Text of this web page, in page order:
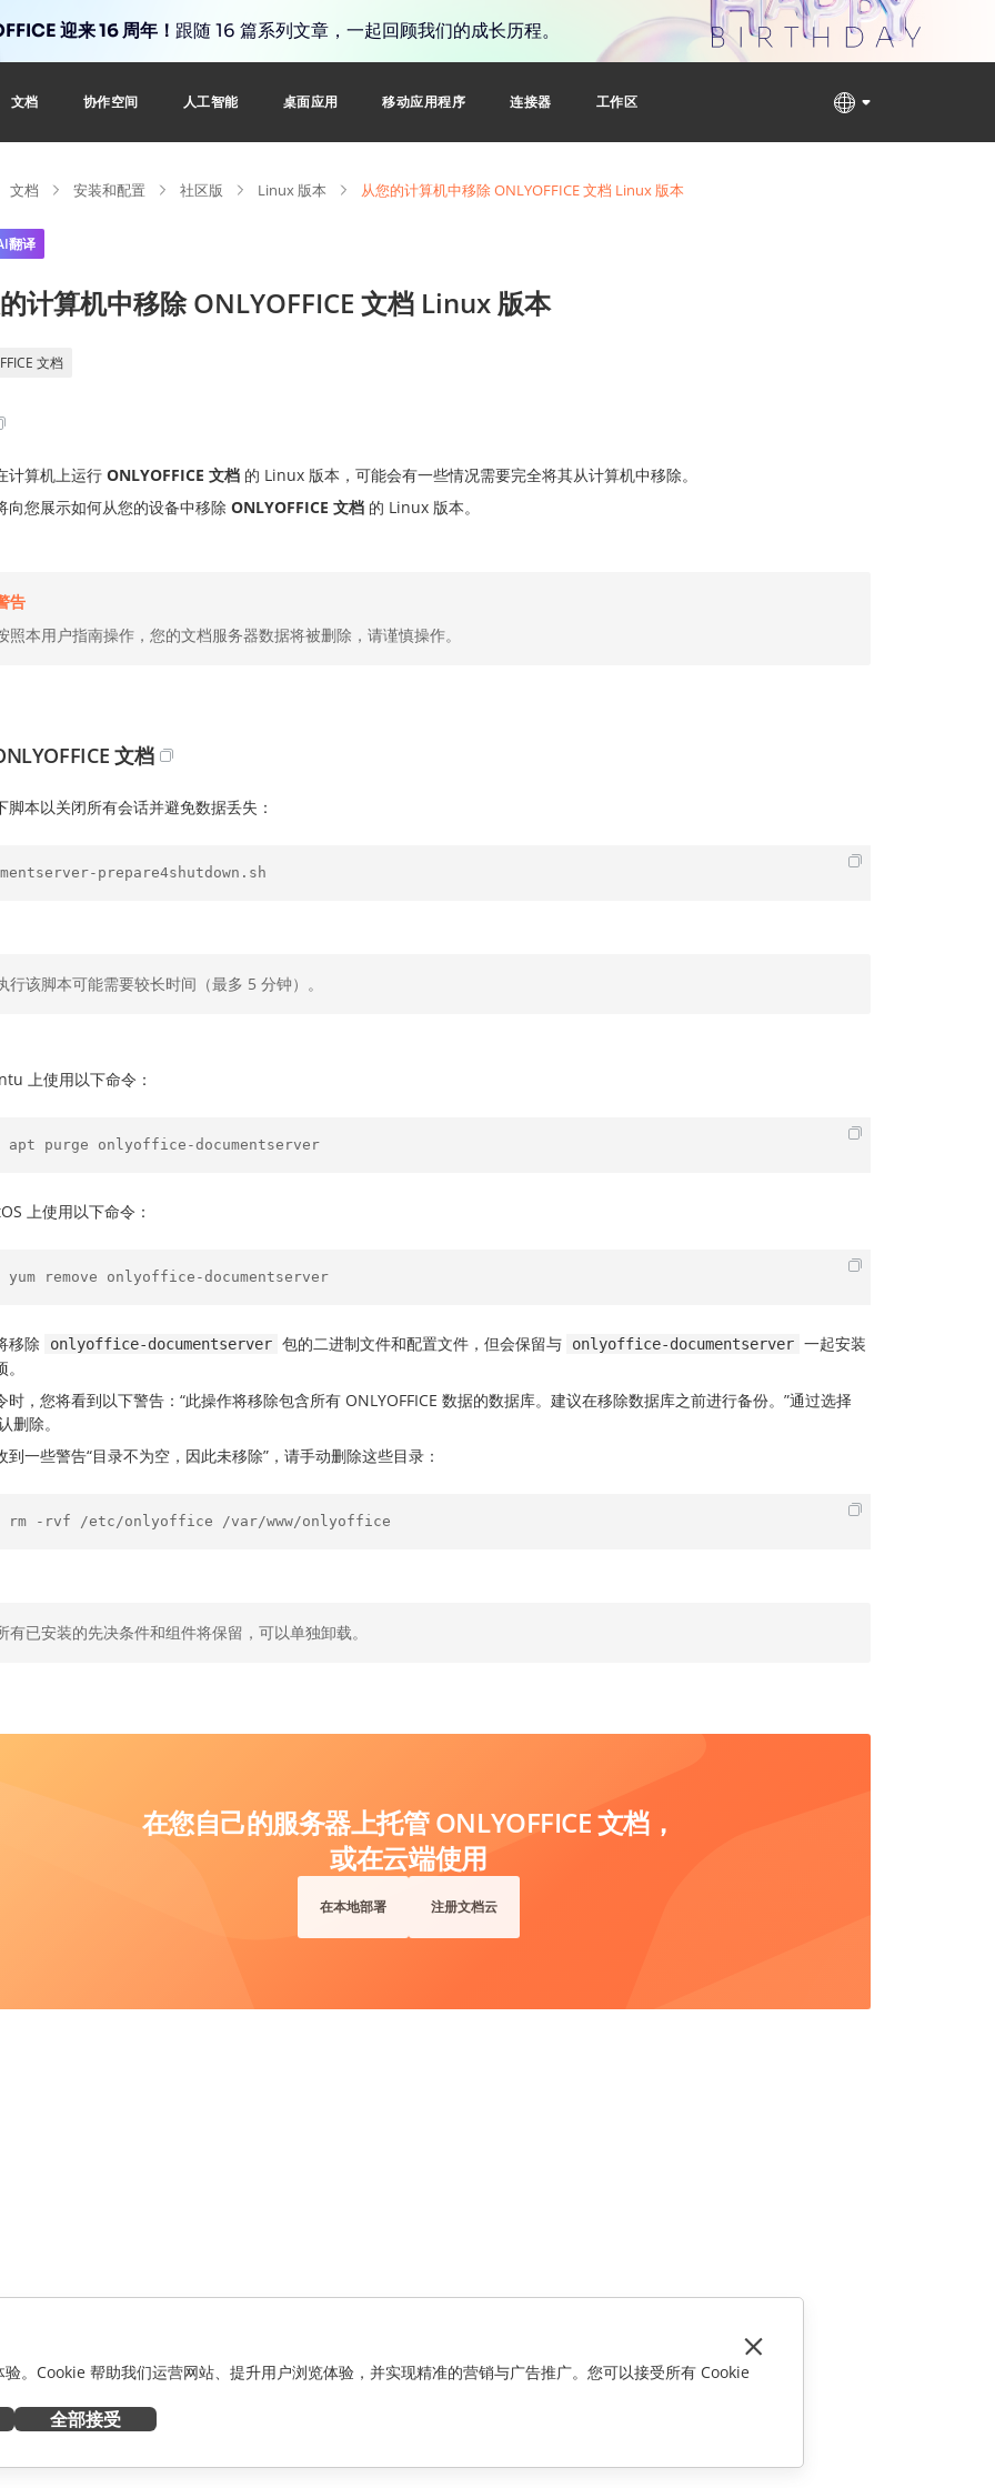
迎来 16 周年！ 跟随 16 篇系列文章，一起回顾我们的成长历程。
文档 协作空间 人工智能 桌面应用 移动应用程序 连接器 工作区
文档 安装和配置 社区版 Linux 版本 从您的计算机中移除 ONLYOFFICE 文档 Linux 版本
翻译
计算机中移除 ONLYOFFICE 文档 Linux 版本
文档
计算机上运行 ONLYOFFICE 文档 的 Linux 版本，可能会有一些情况需要完全将其从计算机中移除。
向您展示如何从您的设备中移除 ONLYOFFICE 文档 的 Linux 版本。
告
照本用户指南操作，您的文档服务器数据将被删除，请谨慎操作。
文档
脚本以关闭所有会话并避免数据丢失：
prepare4shutdown.sh
行该脚本可能需要较长时间（最多 5 分钟）。
上使用以下命令：
apt purge onlyoffice-documentserver
上使用以下命令：
yum remove onlyoffice-documentserver
移除 onlyoffice-documentserver 包的二进制文件和配置文件，但会保留与 onlyoffice-documentserver 一起安装
时，您将看到以下警告：“此操作将移除包含所有 ONLYOFFICE 数据的数据库。建议在移除数据库之前进行备份。”通过选择
删除。
到一些警告“目录不为空，因此未移除”，请手动删除这些目录：
rm -rvf /etc/onlyoffice /var/www/onlyoffice
有已安装的先决条件和组件将保留，可以单独卸载。
在您自己的服务器上托管 ONLYOFFICE 文档，
或在云端使用
在本地部署 注册文档云
。Cookie 帮助我们运营网站、提升用户浏览体验，并实现精准的营销与广告推广。您可以接受所有 Cookie
全部接受